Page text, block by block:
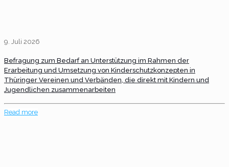
9. Juli 2026
Befragung zum Bedarf an Unterstützung im Rahmen der
Erarbeitung und Umsetzung von Kinderschutzkonzepten in
Thüringer Vereinen und Verbänden, die direkt mit Kindern und
Jugendlichen zusammenarbeiten
Read more